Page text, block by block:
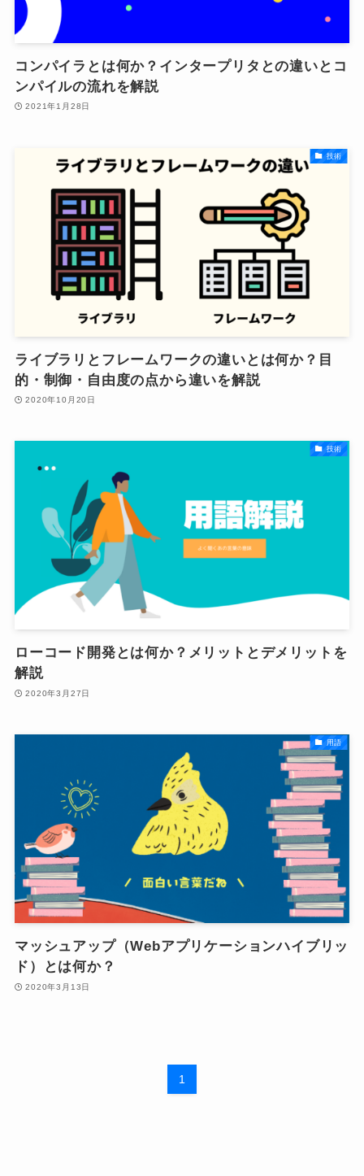
コンパイラとは何か？インタープリタとの違いとコ
ンパイルの流れを解説
2021年1月28日
技術
ライブラリとフレームワークの違いとは何か？目
的・制御・自由度の点から違いを解説
2020年10月20日
技術
ローコード開発とは何か？メリットとデメリットを
解説
2020年3月27日
用語
マッシュアップ（Webアプリケーションハイブリッ
ド）とは何か？
2020年3月13日
1